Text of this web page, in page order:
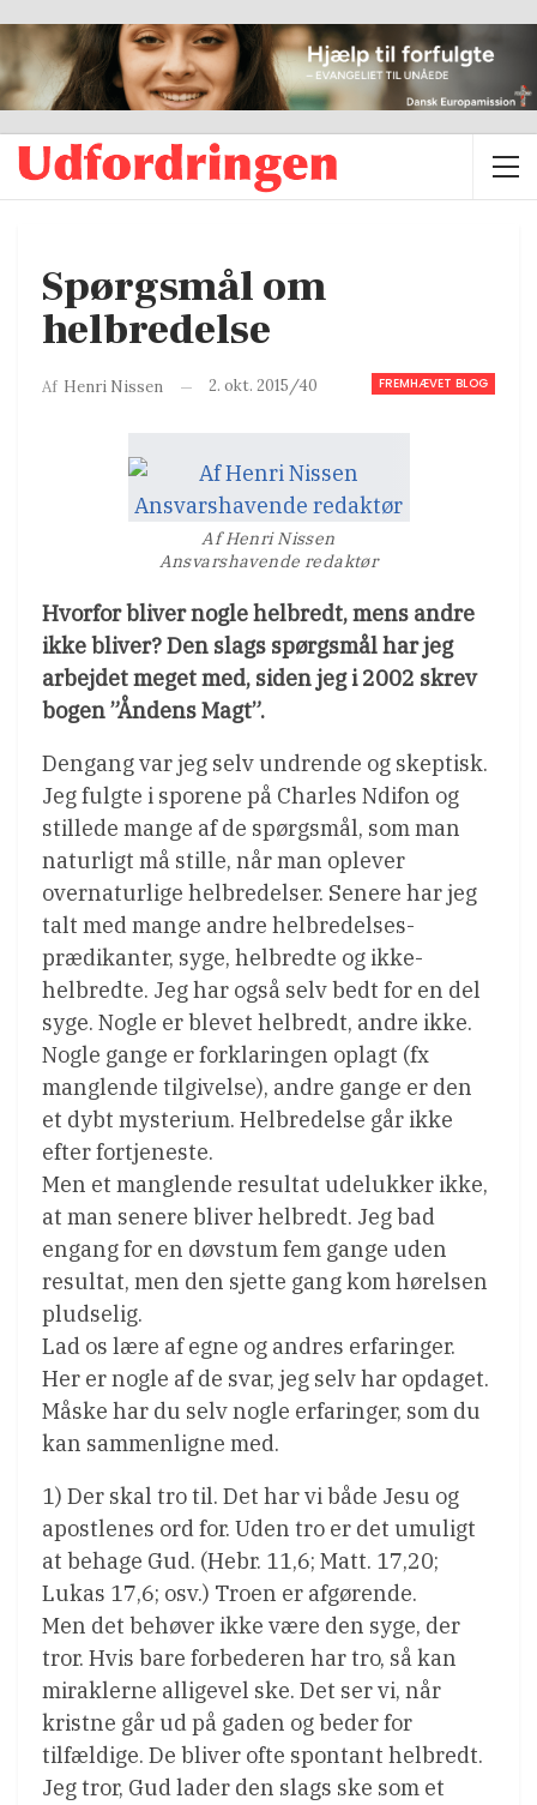
Spørgsmål om
helbredelse
FREMHÆVET BLOG
Af Henri Nissen 2. okt. 2015/40
Af Henri Nissen
Ansvarshavende redaktør
Hvorfor bliver nogle helbredt, mens andre
ikke bliver? Den slags spørgsmål har jeg
arbejdet meget med, siden jeg i 2002 skrev
bogen ”Åndens Magt”.
Dengang var jeg selv undrende og skeptisk.
Jeg fulgte i sporene på Charles Ndifon og
stillede mange af de spørgsmål, som man
naturligt må stille, når man oplever
overnaturlige helbredelser. Senere har jeg
talt med mange andre helbredelses-
prædikanter, syge, helbredte og ikke-
helbredte. Jeg har også selv bedt for en del
syge. Nogle er blevet helbredt, andre ikke.
Nogle gange er forklaringen oplagt (fx
manglende tilgivelse), andre gange er den
et dybt mysterium. Helbredelse går ikke
efter fortjeneste.
Men et manglende resultat udelukker ikke,
at man senere bliver helbredt. Jeg bad
engang for en døvstum fem gange uden
resultat, men den sjette gang kom hørelsen
pludselig.
Lad os lære af egne og andres erfaringer.
Her er nogle af de svar, jeg selv har opdaget.
Måske har du selv nogle erfaringer, som du
kan sammenligne med.
1) Der skal tro til. Det har vi både Jesu og
apostlenes ord for. Uden tro er det umuligt
at behage Gud. (Hebr. 11,6; Matt. 17,20;
Lukas 17,6; osv.) Troen er afgørende.
Men det behøver ikke være den syge, der
tror. Hvis bare forbederen har tro, så kan
miraklerne alligevel ske. Det ser vi, når
kristne går ud på gaden og beder for
tilfældige. De bliver ofte spontant helbredt.
Jeg tror, Gud lader den slags ske som et